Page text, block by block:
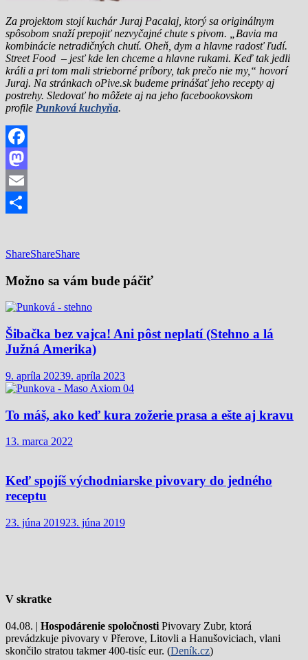
Za projektom stojí kuchár Juraj Pacalaj, ktorý sa originálnym
spôsobom snaží prepojiť nezvyčajné chute s pivom. „Bavia ma
kombinácie netradičných chutí. Oheň, dym a hlavne radosť ľudí.
Street Food – jesť kde len chceme a hlavne rukami. Keď tak jedli
králi a pri tom mali strieborné príbory, tak prečo nie my,“ hovorí
Juraj. Na stránkach oPive.sk budeme prinášať jeho recepty aj
postrehy. Sledovať ho môžete aj na jeho facebookovskom
profile Punková kuchyňa.
Facebook
Mastodon
Email
ShareShareShare
Možno sa vám bude páčiť
Šibačka bez vajca! Ani pôst neplatí (Stehno a lá
Južná Amerika)
9. apríla 20239. apríla 2023
To máš, ako keď kura zožerie prasa a ešte aj kravu
13. marca 2022
Keď spojíš východniarske pivovary do jedného
receptu
23. júna 201923. júna 2019
V skratke
04.08. | Hospodárenie spoločnosti Pivovary Zubr, ktorá
prevádzkuje pivovary v Přerove, Litovli a Hanušoviciach, vlani
skončilo stratou takmer 400-tisíc eur. (Deník.cz)